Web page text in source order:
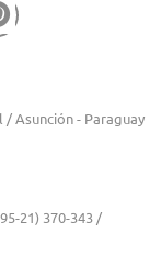
/ Asunción - Paraguay
21) 370-343 /